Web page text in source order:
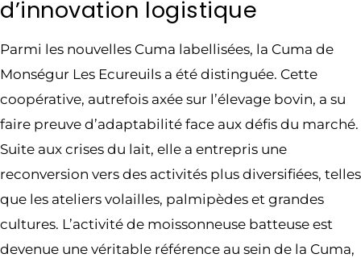
d’innovation logistique
Parmi les nouvelles Cuma labellisées, la Cuma de
Monségur Les Ecureuils a été distinguée. Cette
coopérative, autrefois axée sur l’élevage bovin, a su
faire preuve d’adaptabilité face aux défis du marché.
Suite aux crises du lait, elle a entrepris une
reconversion vers des activités plus diversifiées, telles
que les ateliers volailles, palmipèdes et grandes
cultures. L’activité de moissonneuse batteuse est
devenue une véritable référence au sein de la Cuma,